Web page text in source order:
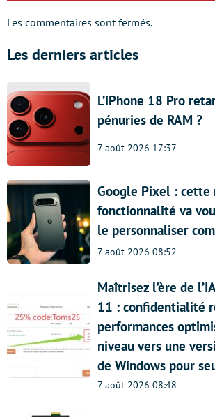
Les commentaires sont fermés.
Les derniers articles
L’iPhone 18 Pro
pénuries de RAM ?
7 août 2026 17:37
Google Pixel : cette
fonctionnalité va
le personnaliser
7 août 2026 08:52
Maîtrisez l’ère de
11 : confidentialité
performances
niveau vers une
de Windows pour
7 août 2026 08:48